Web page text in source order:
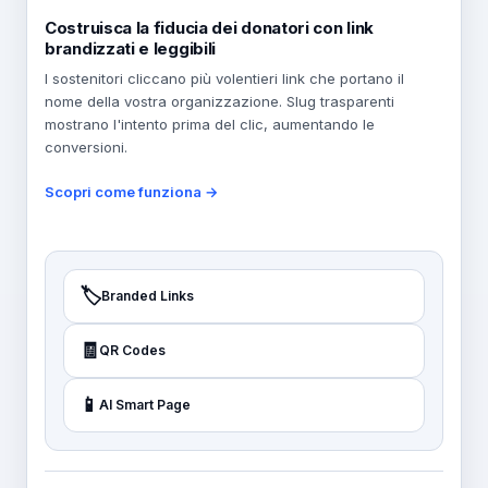
Costruisca la fiducia dei donatori con link
brandizzati e leggibili
I sostenitori cliccano più volentieri link che portano il
nome della vostra organizzazione. Slug trasparenti
mostrano l'intento prima del clic, aumentando le
conversioni.
Scopri come funziona →
🏷️Branded Links
🧾 QR Codes
📱 AI Smart Page